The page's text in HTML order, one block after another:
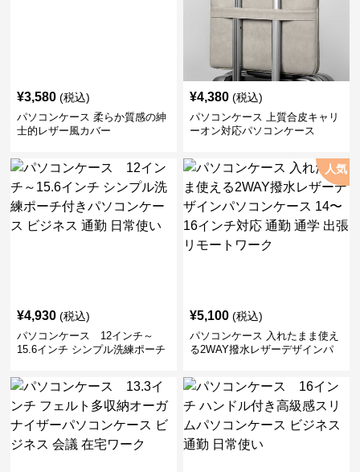
¥3,580 (税込)
パソコンケース 柔らか質感の紳
士的レザー風カバー
¥4,380 (税込)
パソコンケース 上質合皮キャリ
ーオン対応パソコンケース
¥4,930 (税込)
パソコンケース 12インチ～
15.6インチ シンプル洗練ポーチ
勤 日常使い
人気
¥5,100 (税込)
パソコンケース 入れたまま使え
る2WAY撥水レザーデザインパ
通勤 通学 出張 リモートワーク